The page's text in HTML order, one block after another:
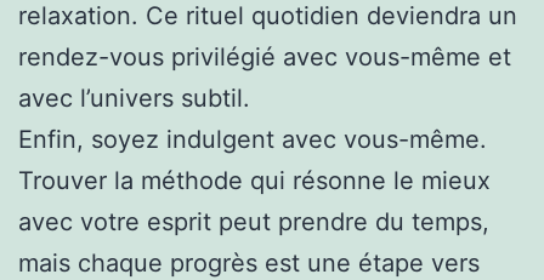
relaxation. Ce rituel quotidien deviendra un
rendez-vous privilégié avec vous-même et
avec l’univers subtil.
Enfin, soyez indulgent avec vous-même.
Trouver la méthode qui résonne le mieux
avec votre esprit peut prendre du temps,
mais chaque progrès est une étape vers